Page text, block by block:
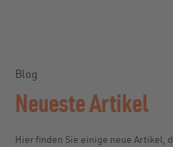
Blog
Neueste Artikel
Hier finden Sie einige neue Artikel,